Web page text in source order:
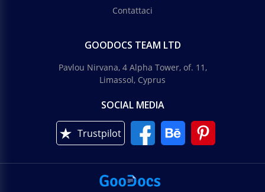
Contattaci
GOODOCS TEAM LTD
Pavlou Nirvana, 4 Alpha Tower, of. 11,
Limassol, Cyprus
SOCIAL MEDIA
Trustpilot